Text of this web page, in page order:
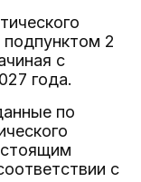
2
с
года.
по
с